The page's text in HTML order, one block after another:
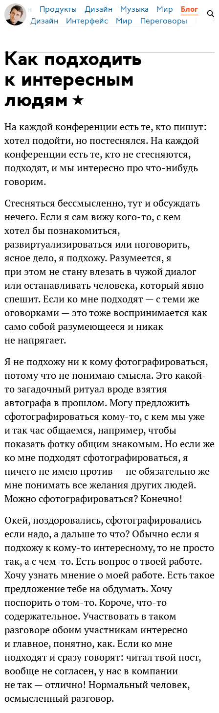
Бирман Продукты Дизайн Музыка Мир Блог
Дизайн Интерфейс Мир Переговоры
Как подходить
к интересным
людям
На каждой конференции есть те, кто пишут:
хотел подойти, но постеснялся. На каждой
конференции есть те, кто не стесняются,
подходят, и мы интересно про что-нибудь
говорим.
Стесняться бессмысленно, тут и обсуждать
нечего. Если я сам вижу кого-то, с кем
хотел бы познакомиться,
развиртуализироваться или поговорить,
ясное дело, я подхожу. Разумеется, я
при этом не стану влезать в чужой диалог
или останавливать человека, который явно
спешит. Если ко мне подходят — с теми же
оговорками — это тоже воспринимается как
само собой разумеющееся и никак
не напрягает.
Я не подхожу ни к кому фотографироваться,
потому что не понимаю смысла. Это какой-
то загадочный ритуал вроде взятия
автографа в прошлом. Могу предложить
сфотографироваться кому-то, с кем мы уже
и так час общаемся, например, чтобы
показать фотку общим знакомым. Но если же
ко мне подходят сфотографироваться, я
ничего не имею против — не обязательно же
мне понимать все желания других людей.
Можно сфотографироваться? Конечно!
Окей, поздоровались, сфотографировались
если надо, а дальше то что? Обычно если я
подхожу к кому-то интересному, то не просто
так, а с чем-то. Есть вопрос о твоей работе.
Хочу узнать мнение о моей работе. Есть такое
предложение тебе на обдумать. Хочу
поспорить о том-то. Короче, что-то
содержательное. Участвовать в таком
разговоре обоим участникам интересно
и главное, понятно, как. Если ко мне
подходят и сразу говорят: читал твой пост,
вообще не согласен, у нас в компании
не так — отлично! Нормальный человек,
осмысленный разговор.